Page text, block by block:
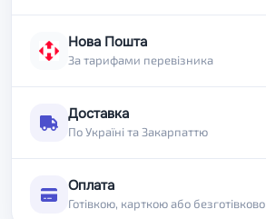
Нова Пошта
За тарифами перевізника
Доставка
По Україні та Закарпаттю
Оплата
Готівкою, карткою або безготівково